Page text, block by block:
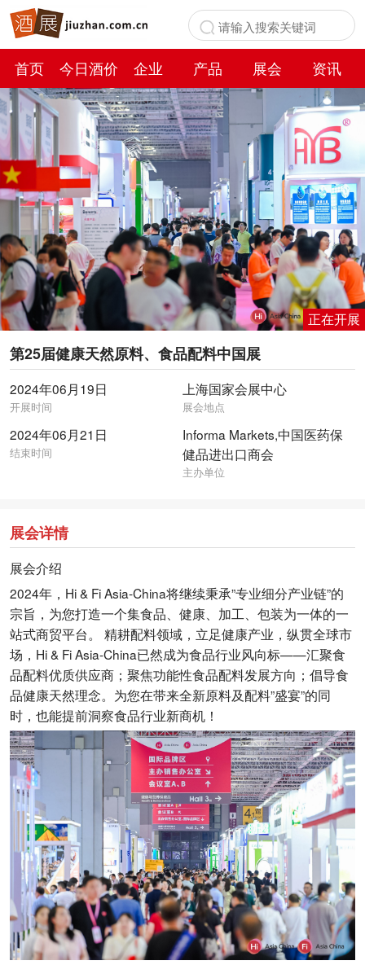
首页 今日酒价 企业 产品 展会
资讯
百科
正在开展
第25届健康天然原料、食品配料中国展
2024年06月19日
开展时间
上海国家会展中心
展会地点
2024年06月21日
结束时间
Informa Markets,中国医药保
健品进出口商会
主办单位
展会详情
展会介绍
2024年，Hi & Fi Asia-China将继续秉承”专业细分产业链”的
宗旨，为您打造一个集食品、健康、加工、包装为一体的一
站式商贸平台。 精耕配料领域，立足健康产业，纵贯全球市
场，Hi & Fi Asia-China已然成为食品行业风向标——汇聚食
品配料优质供应商；聚焦功能性食品配料发展方向；倡导食
品健康天然理念。为您在带来全新原料及配料”盛宴”的同
时，也能提前洞察食品行业新商机！